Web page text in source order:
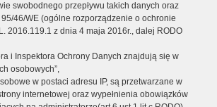
swobodnego przepływu takich danych oraz
46/WE (ogólne rozporządzenie o ochronie
2016.119.1 z dnia 4 maja 2016r., dalej RODO
i Inspektora Ochrony Danych znajdują się w
osobowych”,
w postaci adresu IP, są przetwarzane w
internetowej oraz wypełnienia obowiązków